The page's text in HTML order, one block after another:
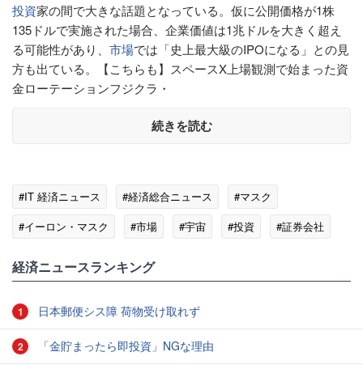
投資家の間で大きな話題となっている。仮に公開価格が1株
135ドルで実施された場合、企業価値は1兆ドルを大きく超え
る可能性があり、 市場では「史上最大級のIPOになる」との見
方も出ている。【こちらも】スペースX上場観測で始まった資
金ローテーションフジクラ・
続きを読む
#IT 経済ニュース #経済総合ニュース
#マスク
#イーロン・マスク
#市場 #宇宙 #投資
#証券会社
経済ニュースランキング
1 日本郵便シス障 荷物受け取れず
2 「金貯まったら即投資」NGな理由